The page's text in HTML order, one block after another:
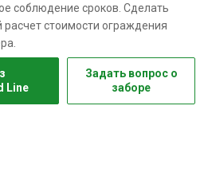
соблюдение сроков. Сделать
стоимости ограждения
Line
Задать вопрос о
заборе